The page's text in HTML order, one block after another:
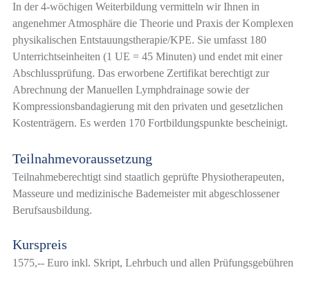
In der 4-wöchigen Weiterbildung vermitteln wir Ihnen in
angenehmer Atmosphäre die Theorie und Praxis der Komplexen
physikalischen Entstauungstherapie/KPE. Sie umfasst 180
Unterrichtseinheiten (1 UE = 45 Minuten) und endet mit einer
Abschlussprüfung. Das erworbene Zertifikat berechtigt zur
Abrechnung der Manuellen Lymphdrainage sowie der
Kompressionsbandagierung mit den privaten und gesetzlichen
Kostenträgern. Es werden 170 Fortbildungspunkte bescheinigt.
Teilnahmevoraussetzung
Teilnahmeberechtigt sind staatlich geprüfte Physiotherapeuten,
Masseure und medizinische Bademeister mit abgeschlossener
Berufsausbildung.
Kurspreis
1575,-- Euro inkl. Skript, Lehrbuch und allen Prüfungsgebühren